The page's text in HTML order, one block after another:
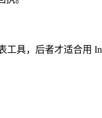
具，后者才适合用